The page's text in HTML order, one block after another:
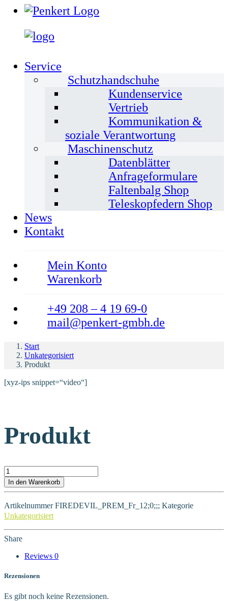
Service
Schutzhandschuhe
Kundenservice
Vertrieb
Kommunikation &
soziale Verantwortung
Maschinenschutz
Datenblätter
Anfrageformulare
Faltenbalg Shop
Teleskopfedern Shop
News
Kontakt
Mein Konto
Warenkorb
+49 208 – 4 19 69-0
mail@penkert-gmbh.de
Start
Unkategorisiert
Produkt
[xyz-ips snippet=“video“]
Produkt
Produkt Menge
In den Warenkorb
Artikelnummer FIREDEVIL_PREM_Fr_12;0;;; Kategorie
Unkategorisiert
Share
Reviews 0
Rezensionen
Es gibt noch keine Rezensionen.